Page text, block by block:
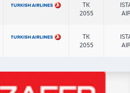
TK
2055
TK
2055